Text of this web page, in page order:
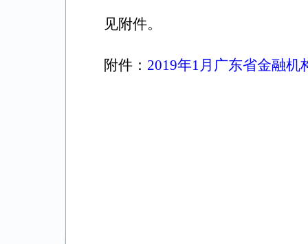
见附件。
附件： 2019年1月广东省金融